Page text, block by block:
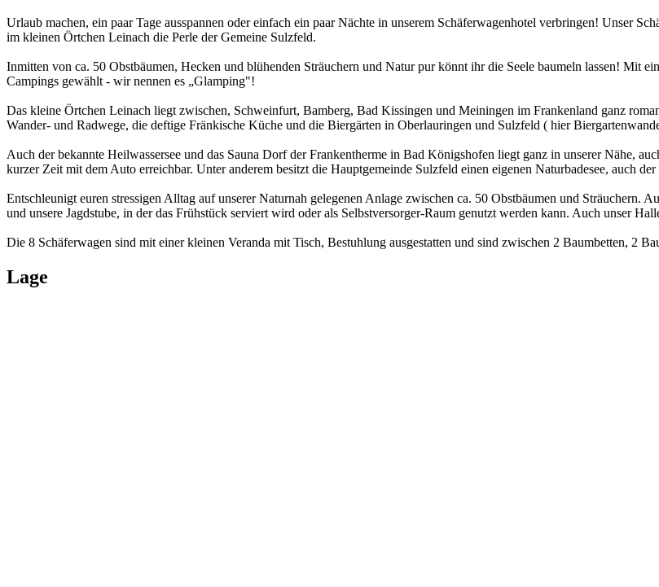
Urlaub machen, ein paar Tage ausspannen oder einfach ein paar Nächte in unserem Schäferwagenhotel verbringen! Unser
im kleinen Örtchen Leinach die Perle der Gemeine Sulzfeld.
Inmitten von ca. 50 Obstbäumen, Hecken und blühenden Sträuchern und Natur pur könnt ihr die Seele baumeln lassen! Mit
Campings gewählt - wir nennen es „Glamping"!
Das kleine Örtchen Leinach liegt zwischen, Schweinfurt, Bamberg, Bad Kissingen und Meiningen im Frankenland ganz
Wander- und Radwege, die deftige Fränkische Küche und die Biergärten in Oberlauringen und Sulzfeld ( hier
Auch der bekannte Heilwassersee und das Sauna Dorf der Frankentherme in Bad Königshofen liegt ganz in unserer Nähe,
kurzer Zeit mit dem Auto erreichbar. Unter anderem besitzt die Hauptgemeinde Sulzfeld einen eigenen Naturbadesee, auch
Entschleunigt euren stressigen Alltag auf unserer Naturnah gelegenen Anlage zwischen ca. 50 Obstbäumen und Sträuchern.
und unsere Jagdstube, in der das Frühstück serviert wird oder als Selbstversorger-Raum genutzt werden kann. Auch unser
Die 8 Schäferwagen sind mit einer kleinen Veranda mit Tisch, Bestuhlung ausgestatten und sind zwischen 2 Baumbetten, 2
Lage